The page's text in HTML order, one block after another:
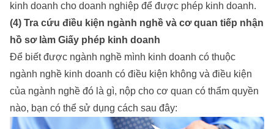
kinh doanh cho doanh nghiệp để được phép kinh doanh.
(4) Tra cứu điều kiện ngành nghề và cơ quan tiếp nhận
hồ sơ làm Giấy phép kinh doanh
Để biết được ngành nghề mình kinh doanh có thuộc
ngành nghề kinh doanh có điều kiện không và điều kiện
của ngành nghề đó là gì, nộp cho cơ quan có thẩm quyền
nào, bạn có thể sử dụng cách sau đây: